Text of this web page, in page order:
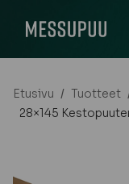
Etusivu / Tuotteet
28×145